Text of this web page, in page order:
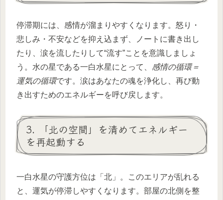
停滞期には、感情が溜まりやすくなります。怒り・
悲しみ・不安などを抑え込まず、ノートに書き出し
たり、涙を流したりして“流す”ことを意識しましょ
う。水の星である一白水星にとって、 感情の循環＝
運気の循環です。涙はあなたの魂を浄化し、再び動
き出すためのエネルギーを呼び戻します。
3. 「北の空間」を清めてエネルギー
を再起動する
一白水星の守護方位は「北」。このエリアが乱れる
と、運気が停滞しやすくなります。部屋の北側を整